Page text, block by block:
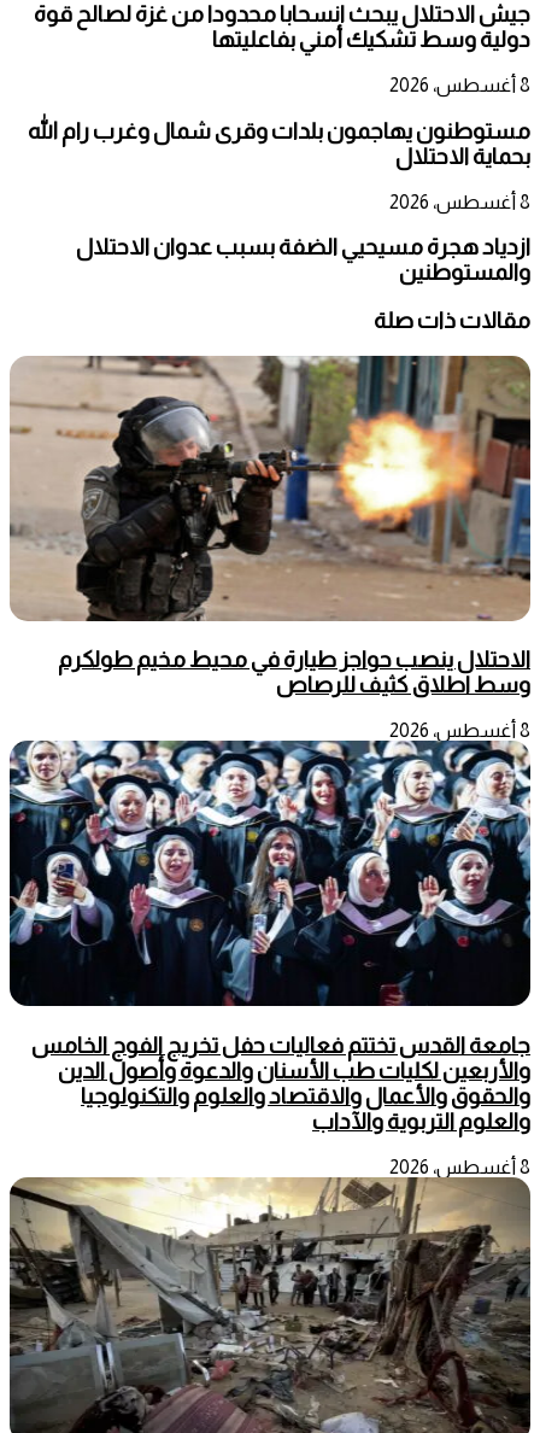
جيش الاحتلال يبحث انسحابا محدودا من غزة لصالح قوة
دولية وسط تشكيك أمني بفاعليتها
8 أغسطس، 2026
مستوطنون يهاجمون بلدات وقرى شمال وغرب رام الله
بحماية الاحتلال
8 أغسطس، 2026
ازدياد هجرة مسيحيي الضفة بسبب عدوان الاحتلال
والمستوطنين
مقالات ذات صلة
الاحتلال ينصب حواجز طيارة في محيط مخيم طولكرم
وسط اطلاق كثيف للرصاص
8 أغسطس، 2026
جامعة القدس تختتم فعاليات حفل تخريج الفوج الخامس
والأربعين لكليات طب الأسنان والدعوة وأصول الدين
والحقوق والأعمال والاقتصاد والعلوم والتكنولوجيا
والعلوم التربوية والآداب
8 أغسطس، 2026